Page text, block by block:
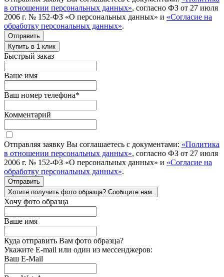
в отношении персональных данных», согласно ФЗ от 27 июля
2006 г. № 152-ФЗ «О персональных данных» и «Согласие на
обработку персональных данных».
Отправить
Купить в 1 клик
Быстрый заказ
Ваше имя
Ваш номер телефона*
Комментарий
Отправляя заявку Вы соглашаетесь с документами: «Политика
в отношении персональных данных», согласно ФЗ от 27 июля
2006 г. № 152-ФЗ «О персональных данных» и «Согласие на
обработку персональных данных».
Отправить
Хотите получить фото образца? Сообщите нам.
Хочу фото образца
Ваше имя
Куда отправить Вам фото образца?
Укажите E-mail или один из мессенджеров:
Ваш E-Mail